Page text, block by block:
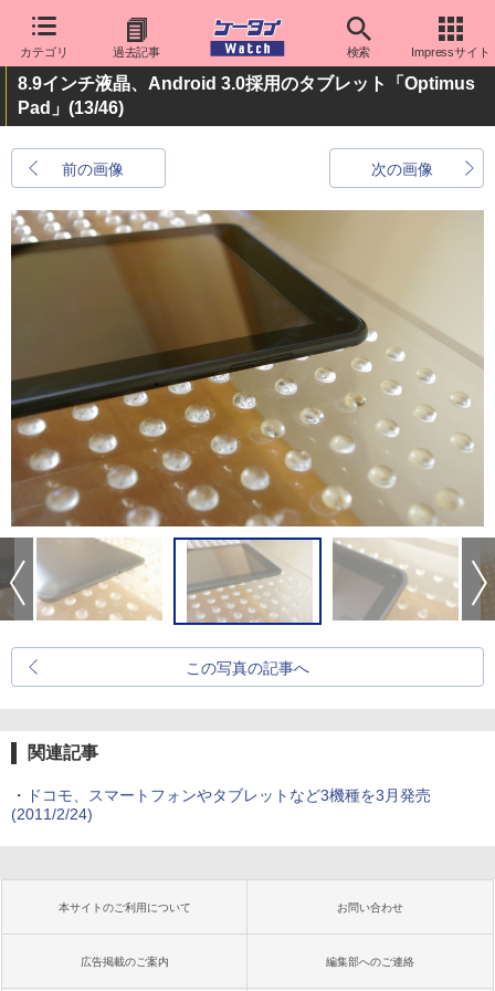
カテゴリ 過去記事 検索 Impressサイト
8.9インチ液晶、Android 3.0採用のタブレット「Optimus
Pad」 (13/46)
前の画像 次の画像
この写真の記事へ
関連記事
・
ドコモ、スマートフォンやタブレットなど3機種を3月発売
(2011/2/24)
本サイトのご利用について お問い合わせ
広告掲載のご案内 編集部へのご連絡